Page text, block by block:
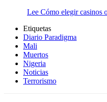
Lee Cómo elegir casinos
Etiquetas
Diario Paradigma
Mali
Muertos
Nigeria
Noticias
Terrorismo